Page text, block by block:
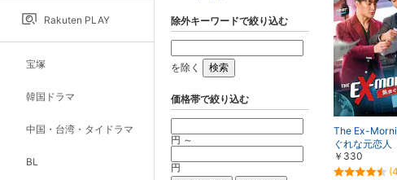
Rakuten PLAY
宝塚
韓国ドラマ
中国・台湾・タイドラマ
BL
The Ex-
ぐれな元恋人
￥330
除外キーワードで絞り込む
を除く
価格帯で絞り込む
円 ～
円